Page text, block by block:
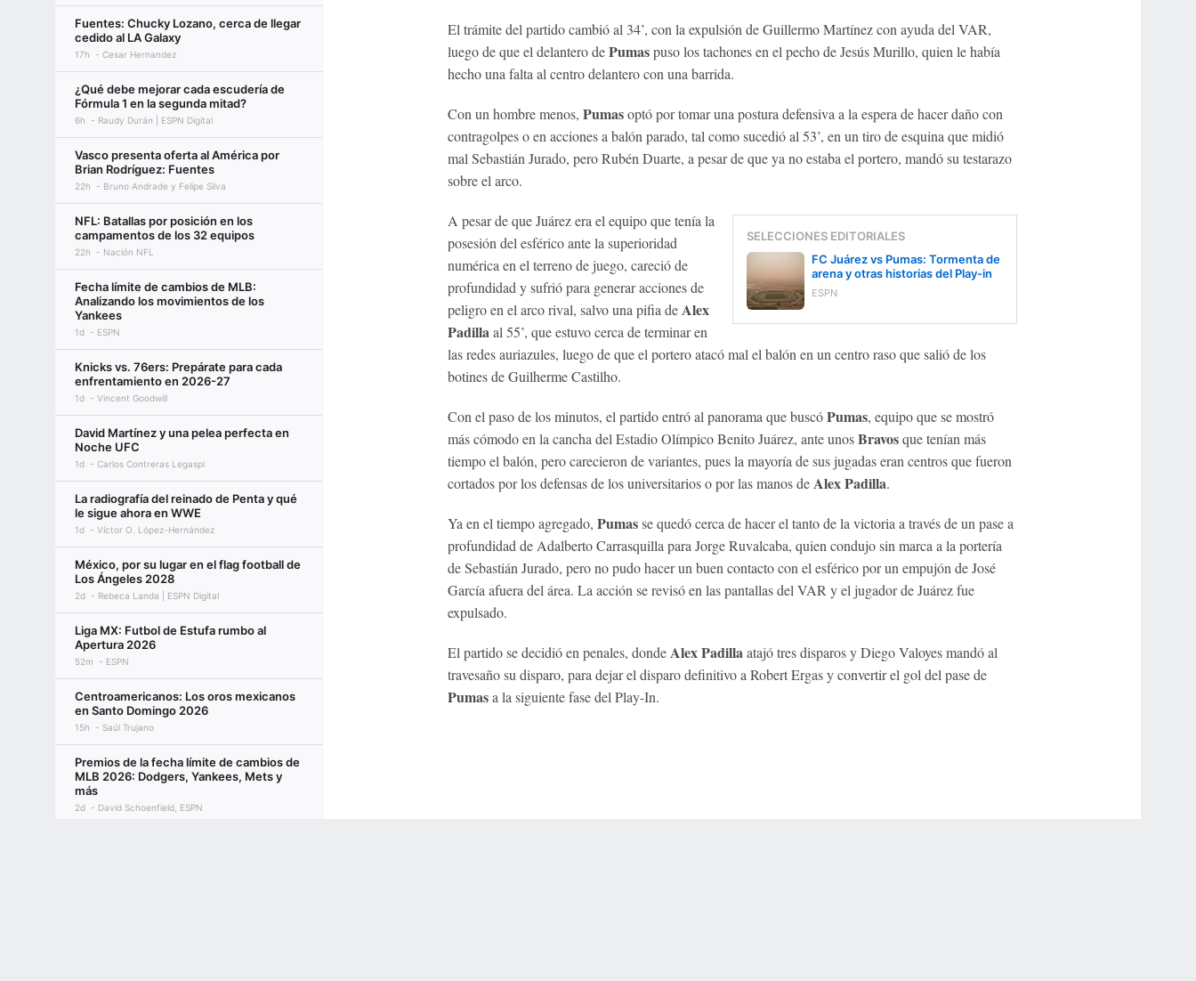
Fuentes: Chucky Lozano, cerca de llegar
cedido al LA Galaxy
17h Cesar Hernandez
¿Qué debe mejorar cada escudería de
Fórmula 1 en la segunda mitad?
6h Raudy Durán | ESPN Digital
Vasco presenta oferta al América por
Brian Rodríguez: Fuentes
22h Bruno Andrade y Felipe Silva
NFL: Batallas por posición en los
campamentos de los 32 equipos
22h Nación NFL
Fecha límite de cambios de MLB:
Analizando los movimientos de los
Yankees
1d ESPN
Knicks vs. 76ers: Prepárate para cada
enfrentamiento en 2026-27
1d Vincent Goodwill
David Martínez y una pelea perfecta en
Noche UFC
1d Carlos Contreras Legaspi
La radiografía del reinado de Penta y qué
le sigue ahora en WWE
1d Víctor O. López-Hernández
México, por su lugar en el flag football de
Los Ángeles 2028
2d Rebeca Landa | ESPN Digital
Liga MX: Futbol de Estufa rumbo al
Apertura 2026
52m ESPN
Centroamericanos: Los oros mexicanos
en Santo Domingo 2026
15h Saúl Trujano
Premios de la fecha límite de cambios de
MLB 2026: Dodgers, Yankees, Mets y
más
2d David Schoenfield, ESPN
El trámite del partido cambió al 34’, con la expulsión de Guillermo Martínez con ayuda del VAR,
luego de que el delantero dePumaspuso los tachones en el pecho de Jesús Murillo, quien le había
hecho una falta al centro delantero con una barrida.
Con un hombre menos, Pumasoptó por tomar una postura defensiva a la espera de hacer daño con
contragolpes o en acciones a balón parado, tal como sucedió al 53’, en un tiro de esquina que midió
mal Sebastián Jurado, pero Rubén Duarte, a pesar de que ya no estaba el portero, mandó su testarazo
sobre el arco.
SELECCIONES EDITORIALES
FC Juárez vs Pumas: Tormenta de
arena y otras historias del Play-in
ESPN
A pesar de que Juárez era el equipo que tenía la
posesión del esférico ante la superioridad
numérica en el terreno de juego, careció de
profundidad y sufrió para generar acciones de
peligro en el arco rival, salvo una pifia deAlex
Padillaal 55’, que estuvo cerca de terminar en
las redes auriazules, luego de que el portero atacó mal el balón en un centro raso que salió de los
botines de Guilherme Castilho.
Con el paso de los minutos, el partido entró al panorama que buscóPumas, equipo que se mostró
más cómodo en la cancha del Estadio Olímpico Benito Juárez, ante unosBravosque tenían más
tiempo el balón, pero carecieron de variantes, pues la mayoría de sus jugadas eran centros que fueron
cortados por los defensas de los universitarios o por las manos deAlex Padilla.
Ya en el tiempo agregado, Pumasse quedó cerca de hacer el tanto de la victoria a través de un pase a
profundidad de Adalberto Carrasquilla para Jorge Ruvalcaba, quien condujo sin marca a la portería
de Sebastián Jurado, pero no pudo hacer un buen contacto con el esférico por un empujón de José
García afuera del área. La acción se revisó en las pantallas del VAR y el jugador de Juárez fue
expulsado.
El partido se decidió en penales, dondeAlex Padillaatajó tres disparos y Diego Valoyes mandó al
travesaño su disparo, para dejar el disparo definitivo a Robert Ergas y convertir el gol del pase de
Pumasa la siguiente fase del Play-In.